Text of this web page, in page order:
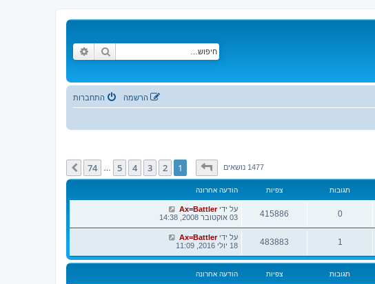
חיפוש
התחברות הרשמה
1477 נושאיםדף1מתוך74
1
2
3
4
5
74 הבא
תגובות צפיות הודעה אחרונה
0
415886 על ידיAx=Battler
03 אוקטובר 2008, 14:38
1
483883 על ידיAx=Battler
18 יולי 2016, 11:09
תגובות צפיות הודעה אחרונה